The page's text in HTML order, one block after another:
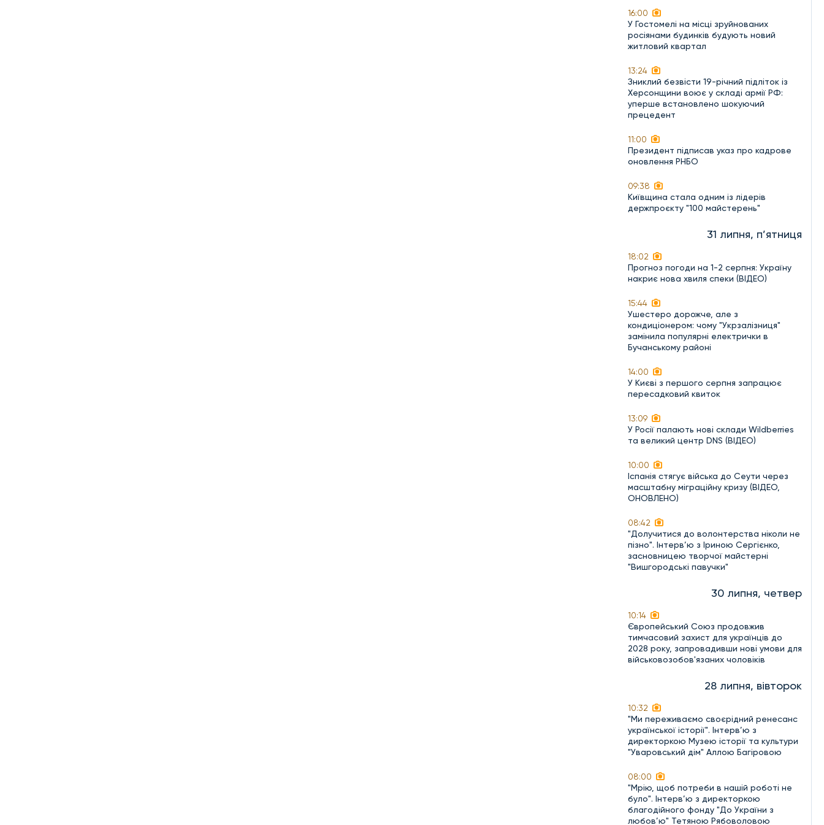
16:00
У Гостомелі на місці зруйнованих
росіянами будинків будують новий
житловий квартал
13:24
Зниклий безвісти 19-річний підліток із
Херсонщини воює у складі армії РФ:
уперше встановлено шокуючий
прецедент
11:00
Президент підписав указ про кадрове
оновлення РНБО
09:38
Київщина стала одним із лідерів
держпроєкту "100 майстерень"
31 липня, п’ятниця
18:02
Прогноз погоди на 1-2 серпня: Україну
накриє нова хвиля спеки (ВІДЕО)
15:44
Ушестеро дорожче, але з
кондиціонером: чому "Укрзалізниця"
замінила популярні електрички в
Бучанському районі
14:00
У Києві з першого серпня запрацює
пересадковий квиток
13:09
У Росії палають нові склади Wildberries
та великий центр DNS (ВІДЕО)
10:00
Іспанія стягує війська до Сеути через
масштабну міграційну кризу (ВІДЕО,
ОНОВЛЕНО)
08:42
"Долучитися до волонтерства ніколи не
пізно". Інтерв’ю з Іриною Сергієнко,
засновницею творчої майстерні
"Вишгородські павучки"
30 липня, четвер
10:14
Європейський Союз продовжив
тимчасовий захист для українців до
2028 року, запровадивши нові умови для
військовозобов'язаних чоловіків
28 липня, вівторок
10:32
"Ми переживаємо своєрідний ренесанс
української історії". Інтерв’ю з
директоркою Музею історії та культури
"Уваровський дім" Аллою Багіровою
08:00
"Мрію, щоб потреби в нашій роботі не
було". Інтерв’ю з директоркою
благодійного фонду "До України з
любов’ю" Тетяною Рябоволовою